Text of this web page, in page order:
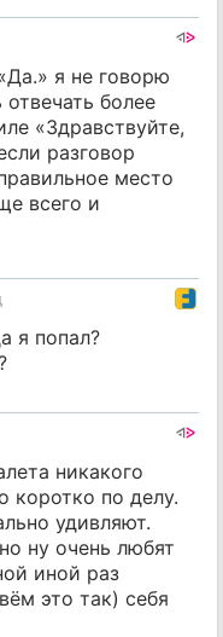
я не говорю
более
«Здравствуйте,
разговор
место
всего и
я попал?
никакого
коротко по делу.
удивляют.
ну очень любят
иной раз
это так) себя